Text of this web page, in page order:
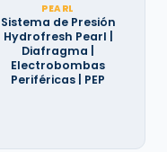
PEARL
Sistema de Presión
Hydrofresh Pearl |
Diafragma |
Electrobombas
Periféricas | PEP